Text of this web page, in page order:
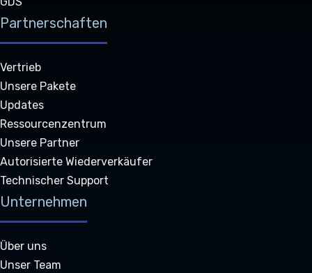
Partnerschaften
Vertrieb
Unsere Pakete
Updates
Ressourcenzentrum
Unsere Partner
Autorisierte Wiederverkäufer
Technischer Support
Unternehmen
Über uns
Unser Team